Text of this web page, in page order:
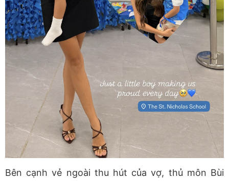
Bên cạnh vẻ ngoài thu hút của vợ, thủ môn Bùi